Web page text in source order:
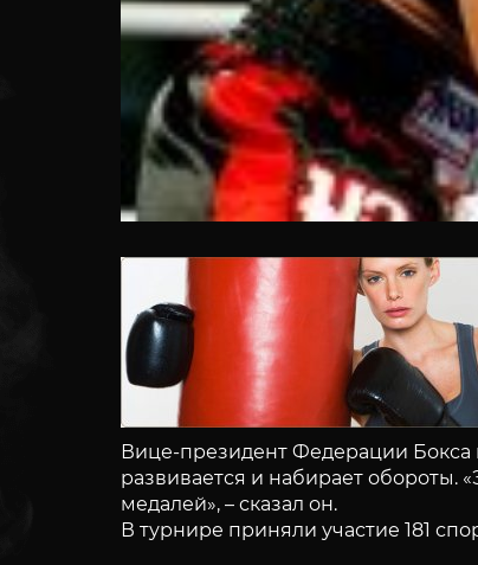
Вице-президент Федерации Бокса
развивается и набирает обороты.
медалей», – сказал он.
В турнире приняли участие 181